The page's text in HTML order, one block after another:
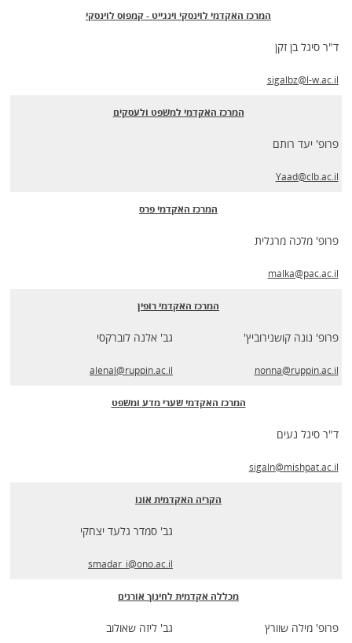
המרכז האקדמי לוינסקי וינגייט - קמפוס לוינסקי
ד"ר סיגל בן זקן
sigalbz@l-w.ac.il
המרכז האקדמי למשפט ולעסקים
פרופ' יעד רותם
Yaad@clb.ac.il
המרכז האקדמי פרס
פרופ' מלכה מרגלית
malka@pac.ac.il
המרכז האקדמי רופין
פרופ' נונה קושנירוביץ'
nonna@ruppin.ac.il
גב' אלנה לוברקסי
alenal@ruppin.ac.il
המרכז האקדמי שערי מדע ומשפט
ד"ר סיגל נעים
sigaln@mishpat.ac.il
הקריה האקדמית אונו
גב' סמדר גלעד יצחקי
smadar_i@ono.ac.il
מכללה אקדמית לחינוך אורנים
פרופ' מילה שוורץ גב' ליזה שאולוב